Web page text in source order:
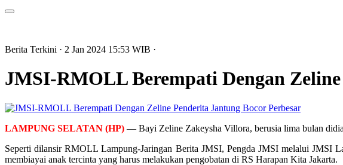
Berita Terkini · 2 Jan 2024 15:53 WIB ·
JMSI-RMOLL Berempati Dengan
Perbesar
LAMPUNG SELATAN (HP) — Bayi Zeline Zakeysha Villora, berusia lima bulan
Seperti dilansir RMOLL Lampung-Jaringan Berita JMSI, Pengda JMSI melalui JMSI
membiayai anak tercinta yang harus melakukan pengobatan di RS Harapan Kita Jakarta.